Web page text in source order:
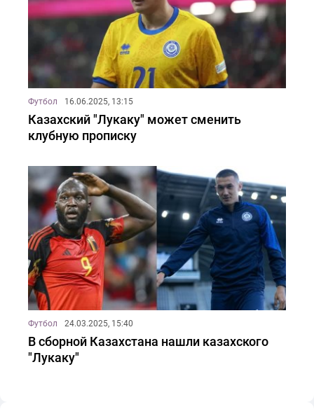
Футбол 16.06.2025, 13:15
Казахский "Лукаку" может сменить
клубную прописку
Футбол 24.03.2025, 15:40
В сборной Казахстана нашли казахского
"Лукаку"